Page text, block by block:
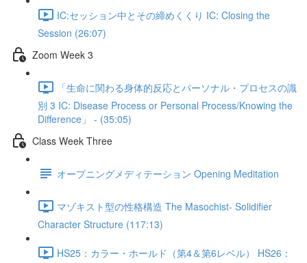
IC:セッション中とその締めくくり IC: Closing the
Session (26:07)
Zoom Week 3
「生命に関わる身体的反応とパーソナル・プロセスの識
別 3 IC: Disease Process or Personal Process/Knowing the
Difference」 - (35:05)
Class Week Three
オープニングメディテーション Opening Meditation
マゾキスト型の性格構造 The Masochist- Solidifier
Character Structure (117:13)
HS25：カラー・ホールド（第4＆第6レベル） HS26：